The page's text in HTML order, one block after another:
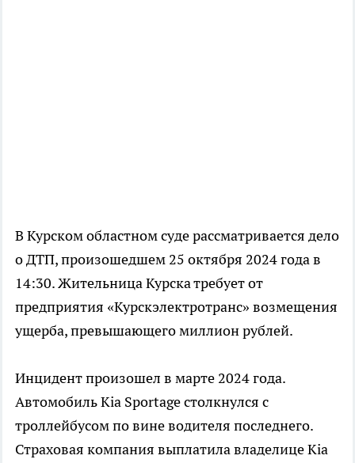
В Курском областном суде рассматривается дело
о ДТП, произошедшем 25 октября 2024 года в
14:30. Жительница Курска требует от
предприятия «Курскэлектротранс» возмещения
ущерба, превышающего миллион рублей.
Инцидент произошел в марте 2024 года.
Автомобиль Kia Sportage столкнулся с
троллейбусом по вине водителя последнего.
Страховая компания выплатила владелице Kia